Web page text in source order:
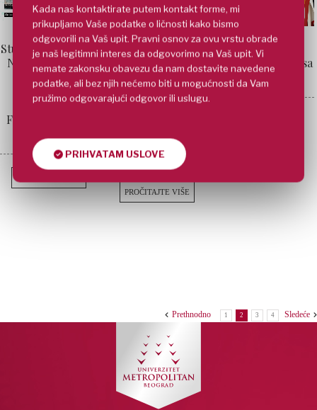
Studentkinja FIT-a
Nina Cojić i njen
tim osvojili
nagradu na
International
Female Students
Rešenja pakovanja
diplomiranih FDU
studenata –
Isidore Tomić i
Pavla Ćirića na
pakovanja (POTW)
PROČITAJTE VIŠE
Intervju:
Upoznajte Mašu sa
MET-a
Prethnodno 1 2 3 4 Sledeće
Kada nas kontaktirate putem kontakt forme, mi
prikupljamo Vaše podatke o ličnosti kako bismo
odgovorili na Vaš upit. Pravni osnov za ovu vrstu obrade
je naš legitimni interes da odgovorimo na Vaš upit. Vi
nemate zakonsku obavezu da nam dostavite navedene
podatke, ali bez njih nećemo biti u mogućnosti da Vam
pružimo odgovarajući odgovor ili uslugu.
PRIHVATAM USLOVE